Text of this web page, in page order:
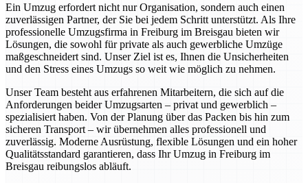
Ein Umzug erfordert nicht nur Organisation, sondern auch einen
zuverlässigen Partner, der Sie bei jedem Schritt unterstützt. Als Ihre
professionelle Umzugsfirma in Freiburg im Breisgau bieten wir
Lösungen, die sowohl für private als auch gewerbliche Umzüge
maßgeschneidert sind. Unser Ziel ist es, Ihnen die Unsicherheiten
und den Stress eines Umzugs so weit wie möglich zu nehmen.
Unser Team besteht aus erfahrenen Mitarbeitern, die sich auf die
Anforderungen beider Umzugsarten – privat und gewerblich –
spezialisiert haben. Von der Planung über das Packen bis hin zum
sicheren Transport – wir übernehmen alles professionell und
zuverlässig. Moderne Ausrüstung, flexible Lösungen und ein hoher
Qualitätsstandard garantieren, dass Ihr Umzug in Freiburg im
Breisgau reibungslos abläuft.